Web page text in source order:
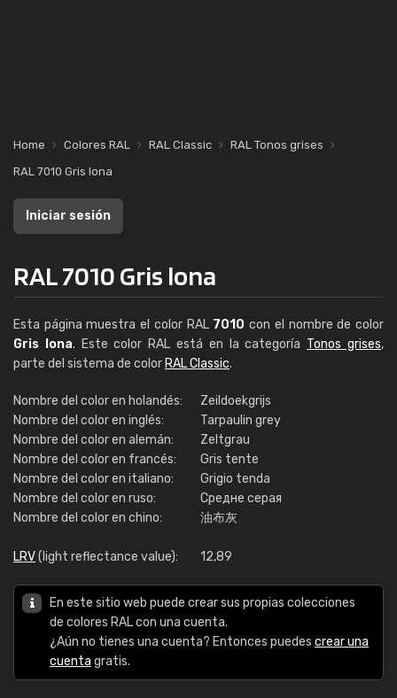
Home Colores RAL RAL Classic
RAL Tonos grises
RAL 7010 Gris lona
Iniciar sesión
RAL 7010 Gris lona
Esta página muestra el color RAL 7010 con el nombre de color
Gris lona. Este color RAL está en la categoría Tonos grises,
parte del sistema de color RAL Classic.
Nombre del color en holandés:
Zeildoekgrijs
Nombre del color en inglés:
Tarpaulin grey
Nombre del color en alemán:
Zeltgrau
Nombre del color en francés:
Gris tente
Nombre del color en italiano:
Grigio tenda
Nombre del color en ruso:
Средне серая
Nombre del color en chino:
油布灰
LRV(light reflectance value): 12,89
En este sitio web puede crear sus propias colecciones
de colores RAL con una cuenta.
¿Aún no tienes una cuenta? Entonces puedes crear una
cuenta gratis.